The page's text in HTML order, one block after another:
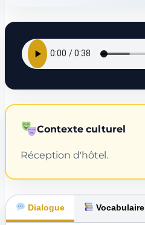
Contexte culturel
Réception d'hôtel.
Dialogue Vocabulaire